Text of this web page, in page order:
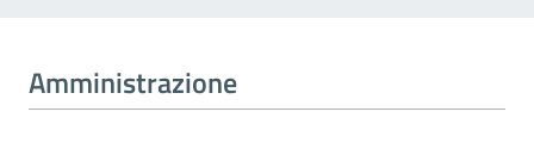
Amministrazione